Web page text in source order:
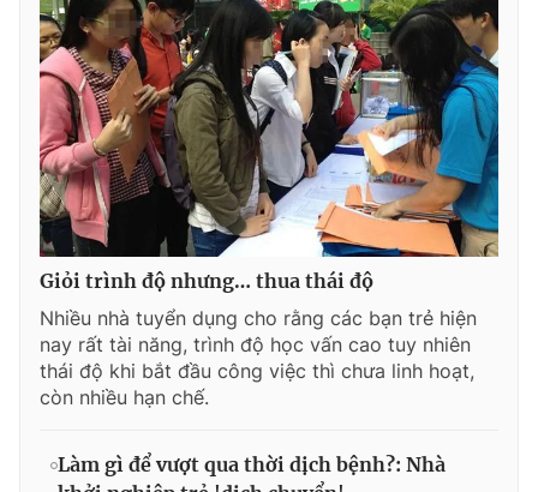
Giỏi trình độ nhưng… thua thái độ
Nhiều nhà tuyển dụng cho rằng các bạn trẻ hiện
nay rất tài năng, trình độ học vấn cao tuy nhiên
thái độ khi bắt đầu công việc thì chưa linh hoạt,
còn nhiều hạn chế.
Làm gì để vượt qua thời dịch bệnh?: Nhà